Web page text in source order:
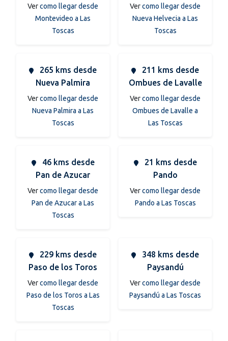
Vercomo llegar desde
Montevideo a Las
Toscas
Vercomo llegar desde
Nueva Helvecia a Las
Toscas
265 kms desde
Nueva Palmira
Vercomo llegar desde
Nueva Palmira a Las
Toscas
211 kms desde
Ombues de Lavalle
Vercomo llegar desde
Ombues de Lavalle a
Las Toscas
46 kms desde
Pan de Azucar
Vercomo llegar desde
Pan de Azucar a Las
Toscas
21 kms desde
Pando
Vercomo llegar desde
Pando a Las Toscas
229 kms desde
Paso de los Toros
Vercomo llegar desde
Paso de los Toros a Las
Toscas
348 kms desde
Paysandú
Vercomo llegar desde
Paysandú a Las Toscas